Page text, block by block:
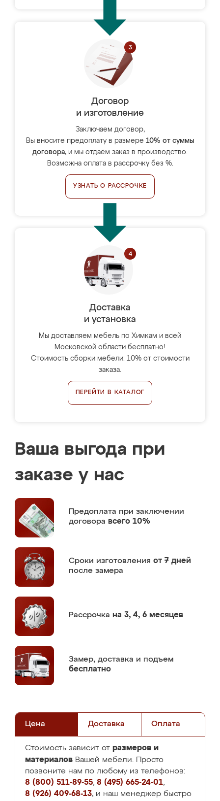
Договор
и изготовление
Заключаем договор,
Вы вносите предоплату в размере 10% от суммы
договора, и мы отдаём заказ в производство.
Возможна оплата в рассрочку без %.
УЗНАТЬ О РАССРОЧКЕ
Доставка
и установка
Мы доставляем мебель по Химкам и всей
Московской области бесплатно!
Стоимость сборки мебели: 10% от стоимости
заказа.
ПЕРЕЙТИ В КАТАЛОГ
Ваша выгода при
заказе у нас
Предоплата при заключении
договора всего 10%
Сроки изготовления от 7 дней
после замера
Рассрочка на 3, 4, 6 месяцев
Замер, доставка и подъем
бесплатно
Цена Доставка Оплата
Стоимость зависит от размеров и
материалов Вашей мебели. Просто
позвоните нам по любому из телефонов:
8 (800) 511-89-55, 8 (495) 665-24-01,
8 (926) 409-68-13, и наш менеджер быстро